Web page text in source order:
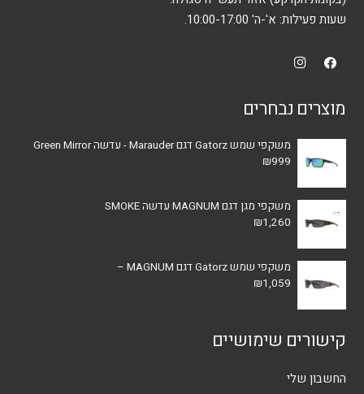
שעות פעילות: א'-ה' 10:00-17:00.
מוצרים נבחרים
משקפי שמש Gatorz דגם Marauder - עדשה Green Mirror
₪999
משקפי מגן דגם MAGNUM עדשה SMOKE
₪1,260
משקפי שמש Gatorz דגם MAGNUM –
₪1,059
קישורים שימושיים
החשבון שלי